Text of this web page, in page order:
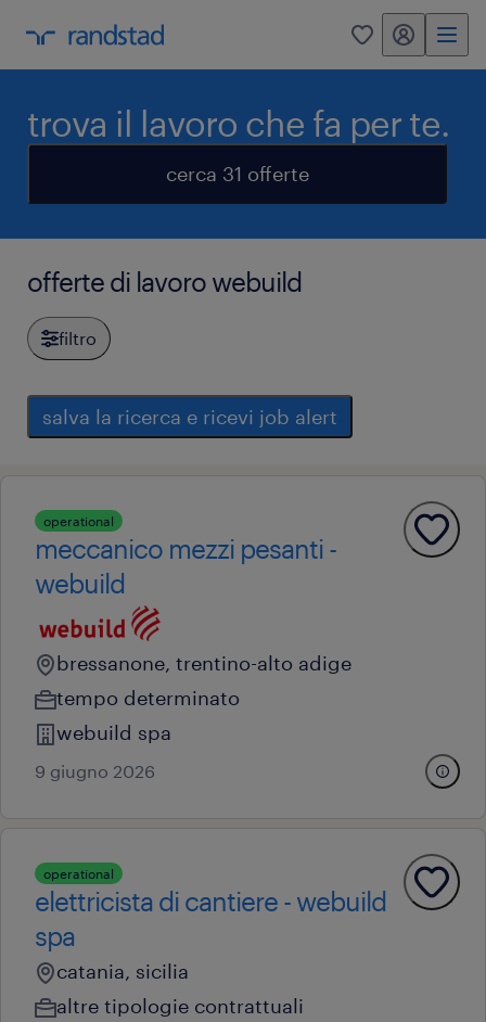
0 my randstad
trova il lavoro che fa per te.
cerca 31 offerte
offerte di lavoro webuild
filtro
salva la ricerca e ricevi job alert
operational
meccanico mezzi pesanti -
webuild
bressanone, trentino-alto adige
tempo determinato
webuild spa
9 giugno 2026
operational
elettricista di cantiere - webuild
spa
catania, sicilia
altre tipologie contrattuali